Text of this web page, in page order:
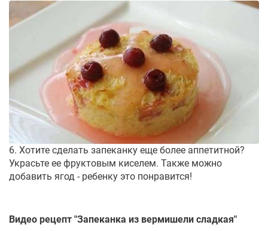
6. Хотите сделать запеканку еще более аппетитной?
Украсьте ее фруктовым киселем. Также можно
добавить ягод - ребенку это понравится!
Видео рецепт "Запеканка из вермишели сладкая"